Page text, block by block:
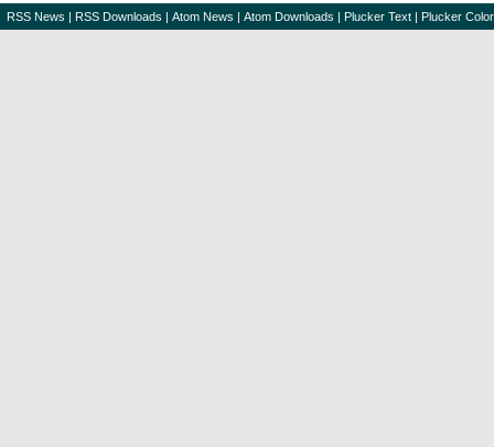
RSS News | RSS Downloads | Atom News | Atom Downloads | Plucker Text | Plucker Color